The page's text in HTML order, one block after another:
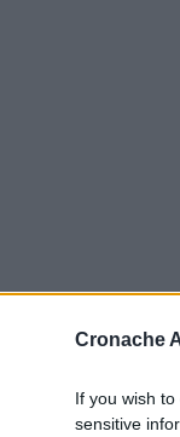
Cronache
If you wish
sensitive